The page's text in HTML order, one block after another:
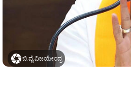
ಬಿ.ವೈ.ವಿಜಯೇಂದ್ರ